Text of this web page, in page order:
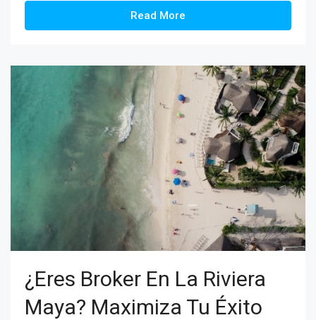
Read More
¿Eres Broker En La Riviera
Maya? Maximiza Tu Éxito